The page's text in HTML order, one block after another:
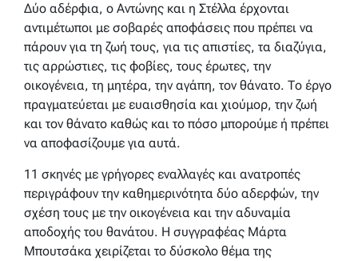
Δύο αδέρφια, ο Αντώνης και η Στέλλα έρχονται
αντιμέτωποι με σοβαρές αποφάσεις που πρέπει να
πάρουν για τη ζωή τους, για τις απιστίες, τα διαζύγια,
τις αρρώστιες, τις φοβίες, τους έρωτες, την
οικογένεια, τη μητέρα, την αγάπη, τον θάνατο. Το έργο
πραγματεύεται με ευαισθησία και χιούμορ, την ζωή
και τον θάνατο καθώς και το πόσο μπορούμε ή πρέπει
να αποφασίζουμε για αυτά.
11 σκηνές με γρήγορες εναλλαγές και ανατροπές
περιγράφουν την καθημερινότητα δύο αδερφών, την
σχέση τους με την οικογένεια και την αδυναμία
αποδοχής του θανάτου. Η συγγραφέας Μάρτα
Μπουτσάκα χειρίζεται το δύσκολο θέμα της